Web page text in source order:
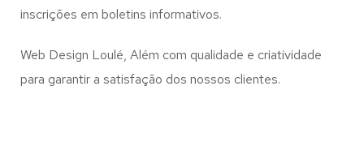
inscrições em boletins informativos.
Web Design Loulé, Além com qualidade e criatividade
para garantir a satisfação dos nossos clientes.